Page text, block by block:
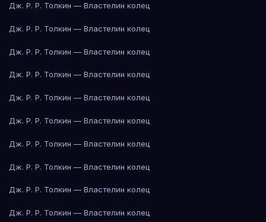
Дж. Р. Р. Толкин — Властелин колец
Дж. Р. Р. Толкин — Властелин колец
Дж. Р. Р. Толкин — Властелин колец
Дж. Р. Р. Толкин — Властелин колец
Дж. Р. Р. Толкин — Властелин колец
Дж. Р. Р. Толкин — Властелин колец
Дж. Р. Р. Толкин — Властелин колец
Дж. Р. Р. Толкин — Властелин колец
Дж. Р. Р. Толкин — Властелин колец
Дж. Р. Р. Толкин — Властелин колец